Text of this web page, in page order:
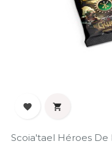
 
Scoia'tael Héroes